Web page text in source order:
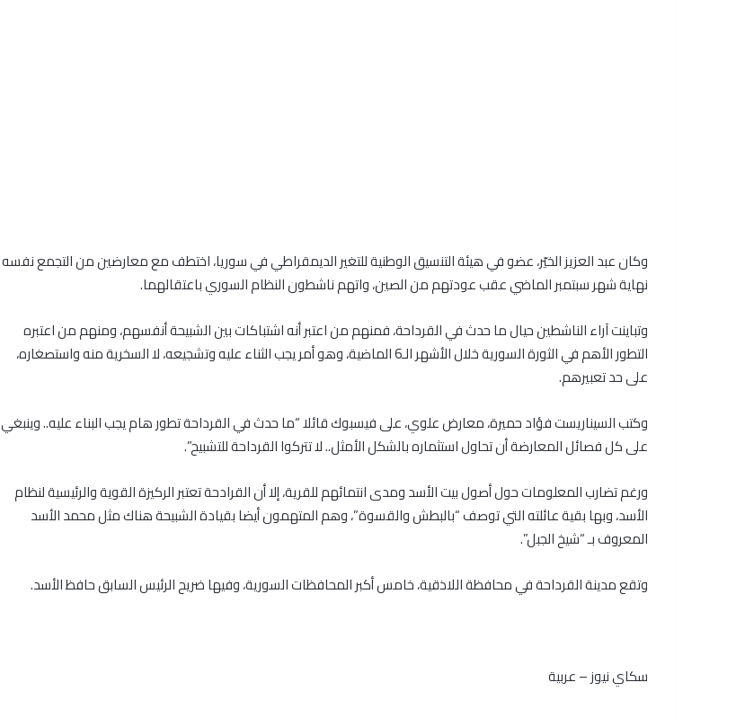
وكان عبد العزيز الخيّر، عضو في هيئة التنسيق الوطنية للتغير الديمقراطي في سوريا، اختطف مع معارضين من التجمع نفسه
نهاية شهر سبتمبر الماضي عقب عودتهم من الصين، واتهم ناشطون النظام السوري باعتقالهما.
وتباينت آراء الناشطين حيال ما حدث في القرداحة، فمنهم من اعتبر أنه اشتباكات بين الشبيحة أنفسهم، ومنهم من اعتبره
التطور الأهم في الثورة السورية خلال الأشهر الـ6 الماضية، وهو أمر يجب الثناء عليه وتشجيعه، لا السخرية منه واستصغاره،
على حد تعبيرهم.
وكتب السيناريست فؤاد حميرة، معارض علوي، على فيسبوك قائلا “ما حدث في القرداحة تطور هام يجب البناء عليه.. وينبغي
على كل فصائل المعارضة أن تحاول استثماره بالشكل الأمثل.. لا تتركوا القرداحة للتشبيح”.
ورغم تضارب المعلومات حول أصول بيت الأسد ومدى انتمائهم للقرية، إلا أن القرادحة تعتبر الركيزة القوية والرئيسية لنظام
الأسد، وبها بقية عائلته التي توصف “بالبطش والقسوة”، وهم المتهمون أيضا بقيادة الشبيحة هناك مثل محمد الأسد
المعروف بـ “شيخ الجبل”.
وتقع مدينة القرداحة في محافظة اللاذقية، خامس أكبر المحافظات السورية، وفيها ضريح الرئيس السابق حافظ الأسد.
سكاي نيوز – عربية